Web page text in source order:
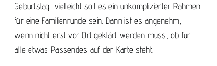
Geburtstag, vielleicht soll es ein unkomplizierter Rahmen
für eine Familienrunde sein. Dann ist es angenehm,
wenn nicht erst vor Ort geklärt werden muss, ob für
alle etwas Passendes auf der Karte steht.